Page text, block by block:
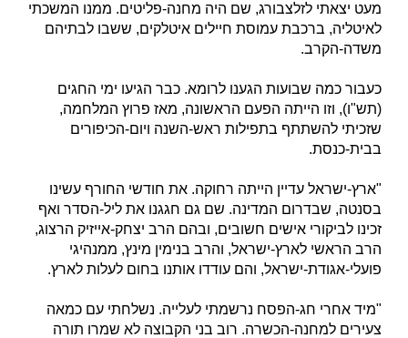
מעט יצאתי לזלצבורג, שם היה מחנה-פליטים. ממנו המשכתי
לאיטליה, ברכבת עמוסת חיילים איטלקים, ששבו לבתיהם
משדה-הקרב.
כעבור כמה שבועות הגענו לרומא. כבר הגיעו ימי החגים
(תש"ו), וזו הייתה הפעם הראשונה, מאז פרוץ המלחמה,
שזכיתי להשתתף בתפילות ראש-השנה ויום-הכיפורים
בבית-כנסת.
"ארץ-ישראל עדיין הייתה רחוקה. את חודשי החורף עשינו
בסנטה, שבדרום המדינה. שם גם חגגנו את ליל-הסדר ואף
זכינו לביקורי אישים חשובים, ובהם הרב יצחק-אייזיק הרצוג,
הרב הראשי לארץ-ישראל, והרב בנימין מינץ, ממנהיגי
פועלי-אגודת-ישראל, והם עודדו אותנו בחום לעלות לארץ.
"מיד אחרי חג-הפסח נרשמתי לעלייה. נשלחתי עם כמאה
צעירים למחנה-הכשרה. רוב בני הקבוצה לא שמרו תורה